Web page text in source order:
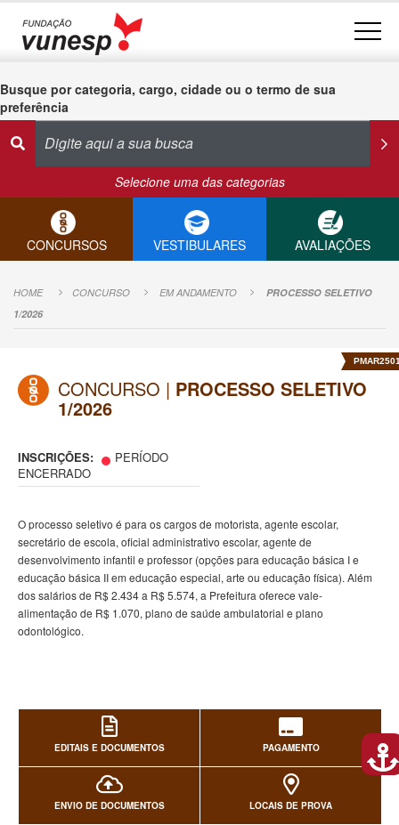
Busque por categoria, cargo, cidade ou o termo de sua
preferência
Selecione uma das categorias
CONCURSOS VESTIBULARES AVALIAÇÕES
HOME CONCURSO EM ANDAMENTO
PROCESSO SELETIVO
1/2026
CONCURSO | PROCESSO SELETIVO
1/2026
INSCRIÇÕES:
PERÍODO
ENCERRADO
O processo seletivo é para os cargos de motorista, agente escolar,
secretário de escola, oficial administrativo escolar, agente de
desenvolvimento infantil e professor (opções para educação básica I e
educação básica II em educação especial, arte ou educação física). Além
dos salários de R$ 2.434 a R$ 5.574, a Prefeitura oferece vale-
alimentação de R$ 1.070, plano de saúde ambulatorial e plano
odontológico.
EDITAIS E DOCUMENTOS PAGAMENTO
ENVIO DE DOCUMENTOS LOCAIS DE PROVA